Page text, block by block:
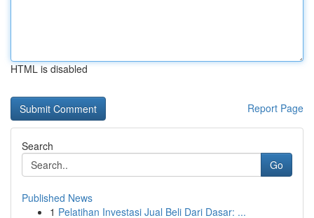
HTML is disabled
Report Page
Search
Go
Published News
1 Pelatihan Investasi Jual Beli Dari Dasar: ...